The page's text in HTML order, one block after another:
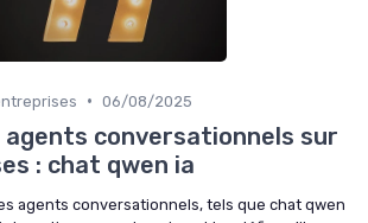
• 06/08/2025
agents conversationnels sur
: chat qwen ia
agents conversationnels, tels que chat qwen